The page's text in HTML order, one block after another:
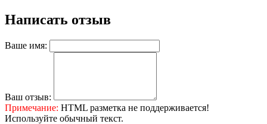
Написать отзыв
Ваше имя:
Ваш отзыв:
Примечание: HTML разметка не поддерживается!
Используйте обычный текст.